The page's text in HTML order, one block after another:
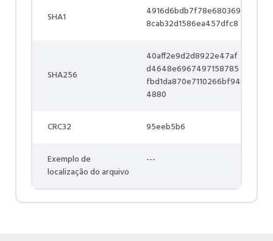
SHA1
4916d6bdb7f78e680369
8cab32d1586ea457dfc8
SHA256
40aff2e9d2d8922e47af
d4648e6967497158785
fbd1da870e7110266bf94
4880
CRC32 95eeb5b6
Exemplo de
localização do arquivo
---